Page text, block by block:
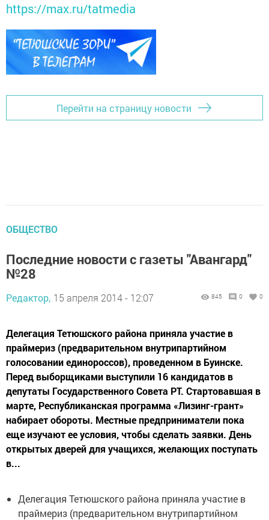
https://max.ru/tatmedia
Перейти на страницу новости
ОБЩЕСТВО
Последние новости с газеты "Авангард"
№28
Редактор, 15 апреля 2014 - 12:07 845 0 0
Делегация Тетюшского района приняла участие в
праймериз (предварительном внутрипартийном
голосовании единороссов), проведенном в Буинске.
Перед выборщиками выступили 16 кандидатов в
депутаты Государственного Совета РТ. Стартовавшая в
марте, Республиканская программа «Лизинг-грант»
набирает обороты. Местные предприниматели пока
еще изучают ее условия, чтобы сделать заявки. День
открытых дверей для учащихся, желающих поступать
в...
Делегация Тетюшского района приняла участие в
праймериз (предварительном внутрипартийном